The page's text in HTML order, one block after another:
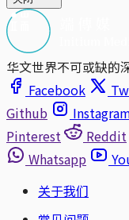
华文世界不可或缺的
Facebook
Github
Pinterest
Reddit
Whatsapp
关于我们